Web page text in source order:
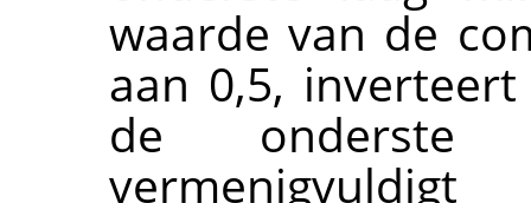
waarde van de
aan 0,5,
de onderste